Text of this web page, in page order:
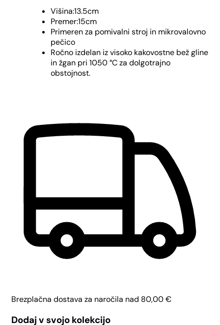
Višina:13.5cm
Premer:15cm
Primeren za pomivalni stroj in mikrovalovno
pečico
Ročno izdelan iz visoko kakovostne bež gline
in žgan pri 1050 °C za dolgotrajno
obstojnost.
Brezplačna dostava za naročila nad 80,00€
Dodaj v svojo kolekcijo